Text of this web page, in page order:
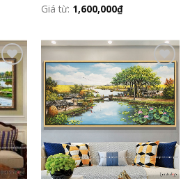
Giá từ: 1,600,000₫
to
Add to
Wishlist